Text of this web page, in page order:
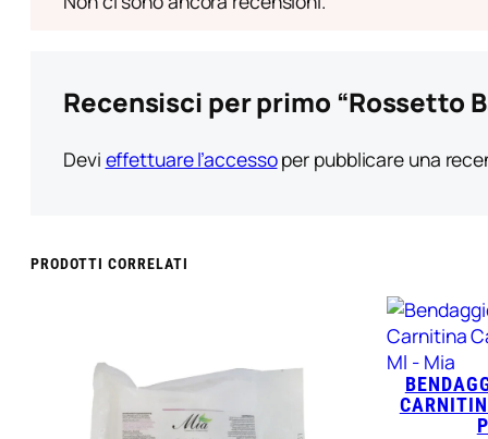
Recensisci per primo “Rossetto
Devi effettuare l’accessoper pubblicare una
PRODOTTI CORRELATI